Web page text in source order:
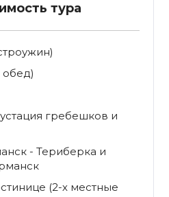
тура
обед)
гребешков и
- Териберка и
(2-х местные